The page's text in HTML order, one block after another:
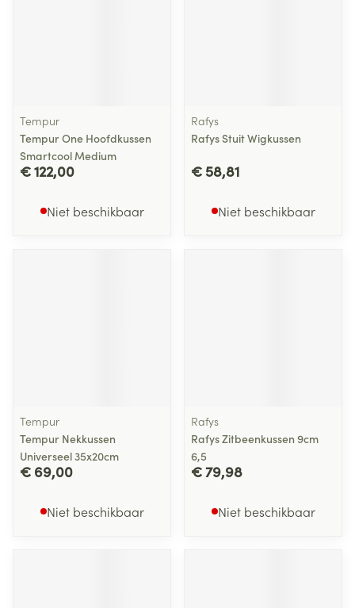
Tempur
Tempur One Hoofdkussen
Smartcool Medium
€ 122,00
Niet beschikbaar
Rafys
Rafys Stuit Wigkussen
€ 58,81
Niet beschikbaar
Tempur
Tempur Nekkussen
Universeel 35x20cm
€ 69,00
Niet beschikbaar
Rafys
Rafys Zitbeenkussen 9cm
6,5
€ 79,98
Niet beschikbaar